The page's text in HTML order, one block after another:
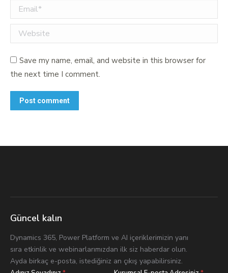
Email *
Website
Save my name, email, and website in this browser for
the next time I comment.
Post comment
Güncel kalın
Dynamics 365, Power Platform ve AI içeriklerimizin yanı
sıra etkinlik ve webinarlarımızdan ilk siz haberdar olun.
Ayda birkaç e-posta, istediğiniz an çıkış yapabilirsiniz.